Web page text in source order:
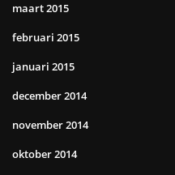
maart 2015
februari 2015
januari 2015
december 2014
november 2014
oktober 2014